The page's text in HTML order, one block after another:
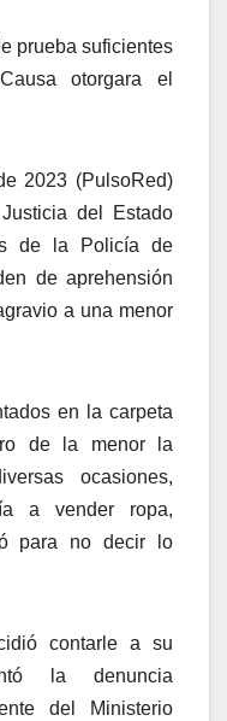
prueba suficientes
otorgara el
2023 (PulsoRed)
del Estado
de la Policía de
de aprehensión
a una menor
en la carpeta
de la menor la
ocasiones,
a vender ropa,
para no decir lo
contarle a su
la denuncia
del Ministerio